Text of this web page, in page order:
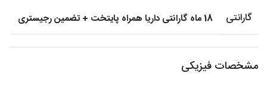
گارانتی 18 ماه گارانتی داریا همراه پایتخت + تضمین رجیستری
مشخصات فیزیکی